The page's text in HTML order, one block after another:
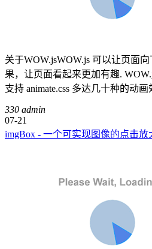
关于WOW.jsWOW.js 可以让页面
果，让页面看起来更加有趣.
支持 animate.css 多达几十种的动
330 admin
07-21
imgBox - 一个可实现图像的点击放